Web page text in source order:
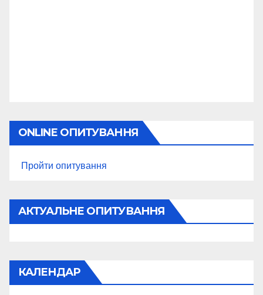
ONLINE ОПИТУВАННЯ
Пройти опитування
АКТУАЛЬНЕ ОПИТУВАННЯ
КАЛЕНДАР